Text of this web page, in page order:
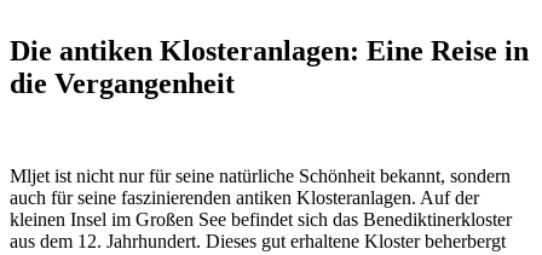
Die antiken Klosteranlagen: Eine Reise in
die Vergangenheit
Mljet ist nicht nur für seine natürliche Schönheit bekannt, sondern
auch für seine faszinierenden antiken Klosteranlagen. Auf der
kleinen Insel im Großen See befindet sich das Benediktinerkloster
aus dem 12. Jahrhundert. Dieses gut erhaltene Kloster beherbergt